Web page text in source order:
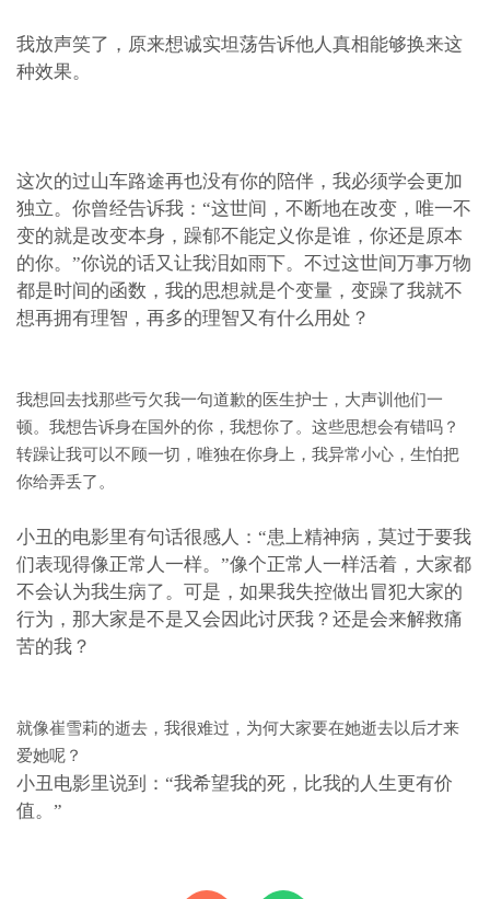
我放声笑了，原来想诚实坦荡告诉他人真相能够换来这
种效果。
这次的过山车路途再也没有你的陪伴，我必须学会更加
独立。你曾经告诉我：“这世间，不断地在改变，唯一不
变的就是改变本身，躁郁不能定义你是谁，你还是原本
的你。”你说的话又让我泪如雨下。不过这世间万事万物
都是时间的函数，我的思想就是个变量，变躁了我就不
想再拥有理智，再多的理智又有什么用处？
我想回去找那些亏欠我一句道歉的医生护士，大声训他们一
顿。 我想告诉身在国外的你，我想你了。 这些思想会有错吗？
转躁让我可以不顾一切，唯独在你身上，我异常小心，生怕把
你给弄丢了。
小丑的电影里有句话很感人：“患上精神病，莫过于要我
们表现得像正常人一样。”像个正常人一样活着，大家都
不会认为我生病了。可是，如果我失控做出冒犯大家的
行为，那大家是不是又会因此讨厌我？还是会来解救痛
苦的我？
就像崔雪莉的逝去，我很难过，为何大家要在她逝去以后才来
爱她呢？
小丑电影里说到：“我希望我的死，比我的人生更有价
值。”